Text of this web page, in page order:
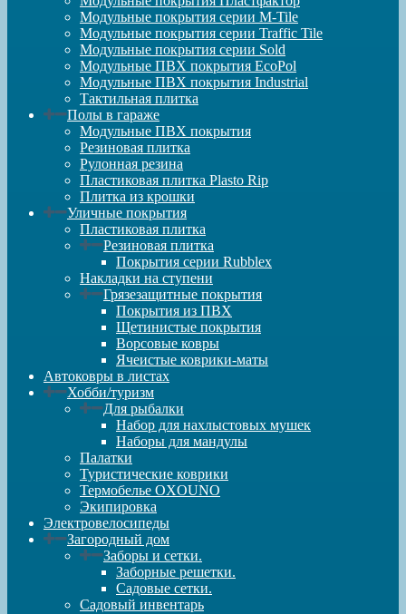
Модульные покрытия серии M-Tile
Модульные покрытия серии Traffic Tile
Модульные покрытия серии Sold
Модульные ПВХ покрытия EcoPol
Модульные ПВХ покрытия Industrial
Тактильная плитка
Полы в гараже
Модульные ПВХ покрытия
Резиновая плитка
Рулонная резина
Пластиковая плитка Plasto Rip
Плитка из крошки
Уличные покрытия
Пластиковая плитка
Резиновая плитка
Покрытия серии Rubblex
Накладки на ступени
Грязезащитные покрытия
Покрытия из ПВХ
Щетинистые покрытия
Ворсовые ковры
Ячеистые коврики-маты
Автоковры в листах
Хобби/туризм
Для рыбалки
Набор для нахлыстовых мушек
Наборы для мандулы
Палатки
Туристические коврики
Термобелье OXOUNO
Экипировка
Электровелосипеды
Загородный дом
Заборы и сетки.
Заборные решетки.
Садовые сетки.
Садовый инвентарь